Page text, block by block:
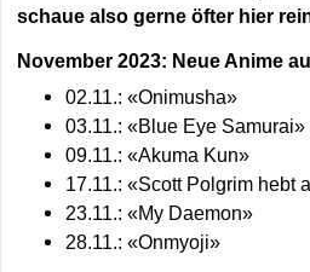
schaue also gerne öfter hier
November 2023: Neue Anime
02.11.: «Onimusha»
03.11.: «Blue Eye Samurai»
09.11.: «Akuma Kun»
17.11.: «Scott Polgrim hebt
23.11.: «My Daemon»
28.11.: «Onmyoji»